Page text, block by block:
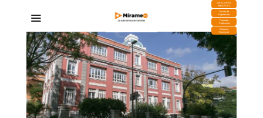
DESCARGA
MIRAPLAY
Buzón de
Sugerencias
Contratar
Publicidad
Contacto
Comercial